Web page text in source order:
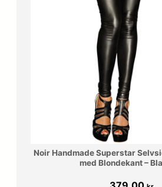
9
,
0
.
Noir Handmade Superstar
med Blondekant –